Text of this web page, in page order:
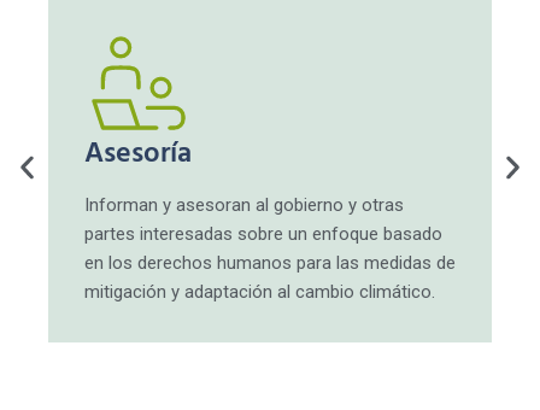
Asesoría
Informan y asesoran al gobierno y otras
partes interesadas sobre un enfoque basado
en los derechos humanos para las medidas de
mitigación y adaptación al cambio climático.